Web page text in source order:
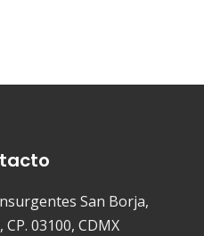
San Borja,
03100, CDMX